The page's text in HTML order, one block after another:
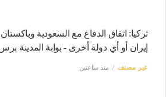
تركيا: اتفاق الدفاع مع السعودية
إيران أو أي دولة أخرى - بوابة المدينة
غير مصنف منذ ساعتين